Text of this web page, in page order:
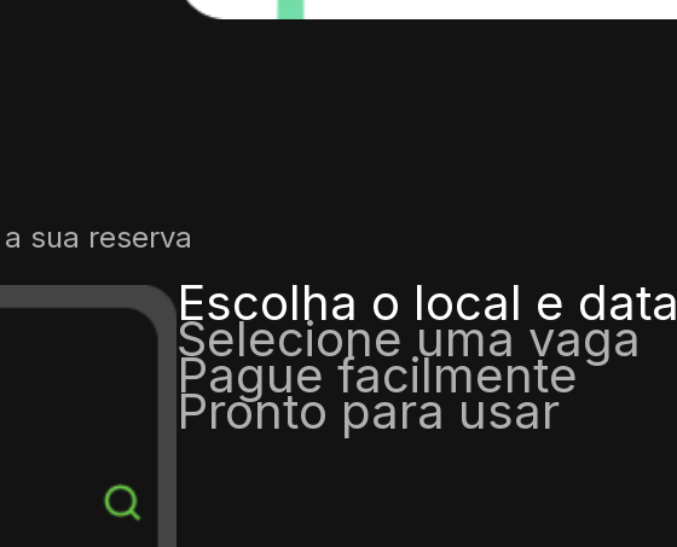
sua reserva
Escolha o local e data
Selecione uma vaga
Pague facilmente
Pronto para usar